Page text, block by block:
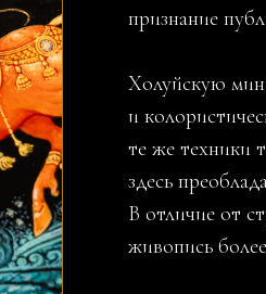
признание
Холуйскую
и
те же техники
здесь
В отличие от
живопись